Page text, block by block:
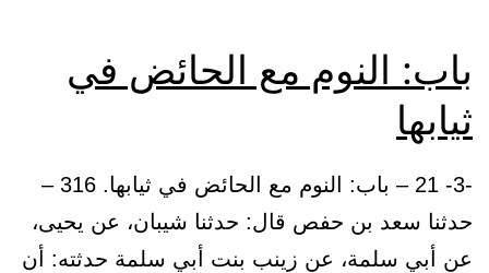
باب: النوم مع الحائض في
ثيابها
-3- 21 – باب: النوم مع الحائض في ثيابها. 316 –
حدثنا سعد بن حفص قال: حدثنا شيبان، عن يحيى،
عن أبي سلمة، عن زينب بنت أبي سلمة حدثته: أن